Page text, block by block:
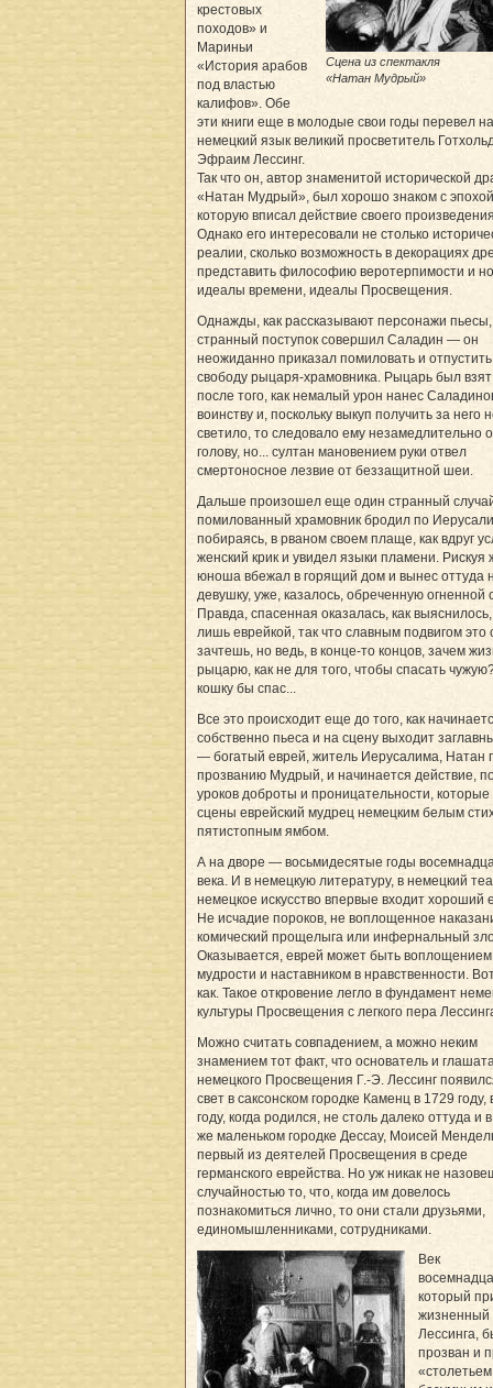
Сцена из спектакля
«Натан Мудрый»
крестовых
походов» и
Мариньи
«История арабов
под властью
калифов». Обе
эти книги еще в молодые свои годы перевел на
немецкий язык великий просветитель
Эфраим Лессинг.
Так что он, автор знаменитой исторической
«Натан Мудрый», был хорошо знаком с
которую вписал действие своего
Однако его интересовали не столько
реалии, сколько возможность в декорациях
представить философию веротерпимости и
идеалы времени, идеалы Просвещения.
Однажды, как рассказывают персонажи пьесы,
странный поступок совершил Саладин — он
неожиданно приказал помиловать и
свободу рыцаря-храмовника. Рыцарь был
после того, как немалый урон нанес
воинству и, поскольку выкуп получить за него
светило, то следовало ему незамедлительно
голову, но... султан мановением руки отвел
смертоносное лезвие от беззащитной шеи.
Дальше произошел еще один странный
помилованный храмовник бродил по
побираясь, в рваном своем плаще, как вдруг
женский крик и увидел языки пламени. Рискуя
юноша вбежал в горящий дом и вынес оттуда
девушку, уже, казалось, обреченную огненной
Правда, спасенная оказалась, как выяснилось,
лишь еврейкой, так что славным подвигом это
зачтешь, но ведь, в конце-то концов, зачем
рыцарю, как не для того, чтобы спасать
кошку бы спас...
Все это происходит еще до того, как
собственно пьеса и на сцену выходит
— богатый еврей, житель Иерусалима, Натан
прозванию Мудрый, и начинается действие,
уроков доброты и проницательности, которые
сцены еврейский мудрец немецким белым
пятистопным ямбом.
А на дворе — восьмидесятые годы
века. И в немецкую литературу, в немецкий
немецкое искусство впервые входит хороший
Не исчадие пороков, не воплощенное
комический прощелыга или инфернальный
Оказывается, еврей может быть воплощением
мудрости и наставником в нравственности.
как. Такое откровение легло в фундамент
культуры Просвещения с легкого пера
Можно считать совпадением, а можно неким
знамением тот факт, что основатель и
немецкого Просвещения Г.-Э. Лессинг
свет в саксонском городке Каменц в 1729 году,
году, когда родился, не столь далеко оттуда и
же маленьком городке Дессау, Моисей
первый из деятелей Просвещения в среде
германского еврейства. Но уж никак не
случайностью то, что, когда им довелось
познакомиться лично, то они стали друзьями,
единомышленниками, сотрудниками.
Век
который
жизненный
Лессинга,
прозван и
«столетьем